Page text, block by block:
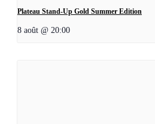
Plateau Stand-Up Gold Summer Edition
8 août @ 20:00